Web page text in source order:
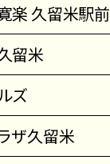
楽 久留米駅前
留米
ズ
ザ久留米